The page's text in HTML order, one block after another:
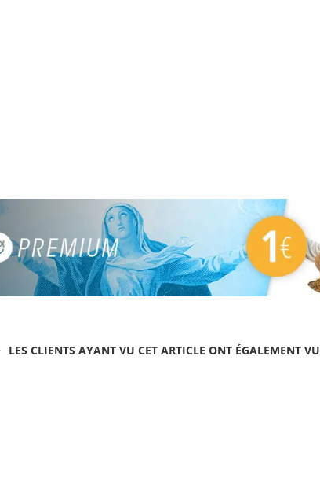
LES CLIENTS AYANT VU CET ARTICLE ONT ÉGALEMENT VU